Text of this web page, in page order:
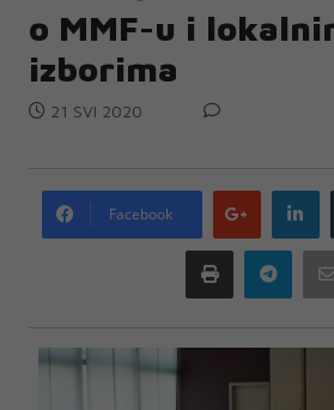
o MMF-u i
izborima
21 SVI 2020
Facebook
Google
plus
Print